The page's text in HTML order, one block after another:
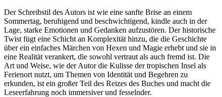
Der Schreibstil des Autors ist wie eine sanfte Brise an einem
Sommertag, beruhigend und beschwichtigend, kindle auch in der
Lage, starke Emotionen und Gedanken aufzustören. Der historische
Twist fügt eine Schicht an Komplexität hinzu, die die Geschichte
über ein einfaches Märchen von Hexen und Magie erhebt und sie in
eine Realität verankert, die sowohl vertraut als auch fremd ist. Die
Art und Weise, wie der Autor die Kulisse der tropischen Insel als
Ferienort nutzt, um Themen von Identität und Begehren zu
erkunden, ist ein großer Teil des Reizes des Buches und macht die
Leseerfahrung noch immersiver und fesselnder.